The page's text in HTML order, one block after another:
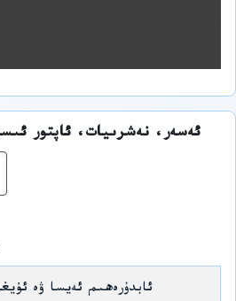
ئەسەر، نەشرىيات، ئاپتور
ئابدۇرەھىم ئەيسا ۋە